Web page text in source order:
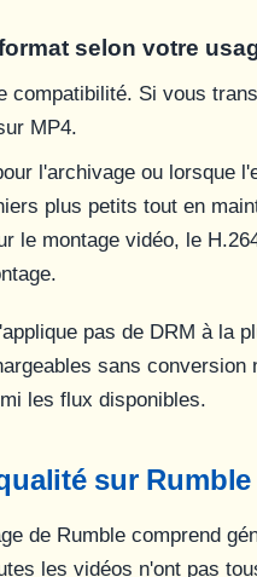
selon votre
compatibilité. Si vous
MP4.
l'archivage ou lorsque
plus petits tout en
le montage vidéo, le
pas de DRM à la
sans
les flux disponibles.
sur
de Rumble comprend
les vidéos n'ont pas